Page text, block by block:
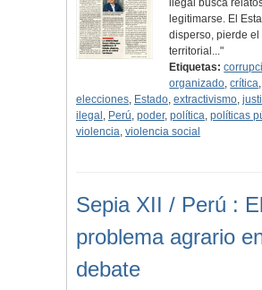
ilegal busca
legitimarse. El
disperso, pierde el
territorial..."
Etiquetas:
organizado,crítica
elecciones, Estado, extractivismo,
ilegal , Perú, poder, política, políticas
violencia, violencia social
Sepia XII / Perú : El
problema agrario
debate